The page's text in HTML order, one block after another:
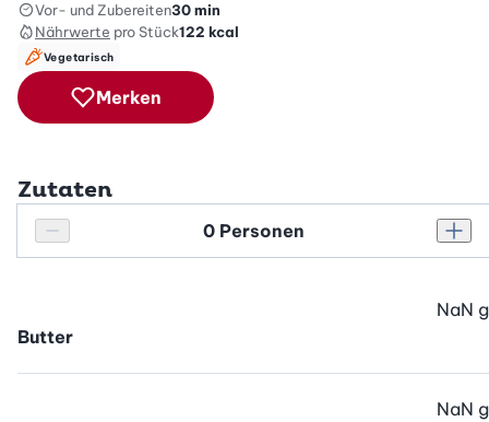
Vor- und Zubereiten30 min
Nährwerte pro Stück122 kcal
Vegetarisch
Merken
Zutaten
Personenanzahl verringern
Personenanzahl
Butter
NaN g
NaN g